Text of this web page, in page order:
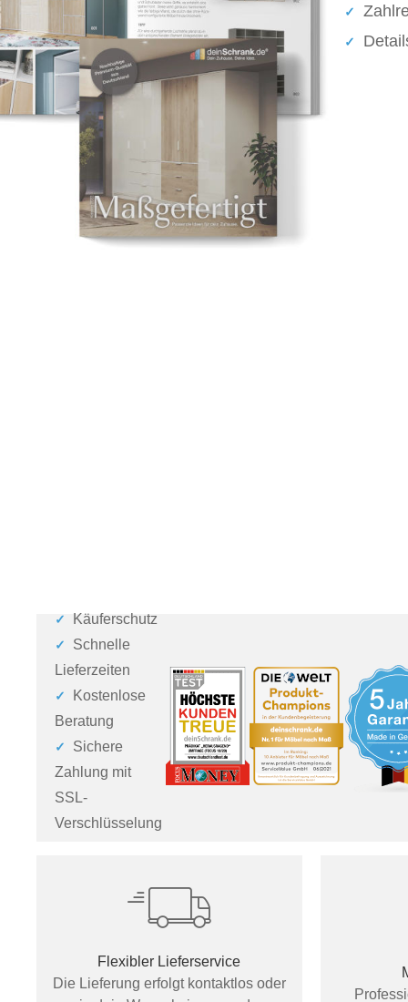
Käuferschutz
Schnelle
Lieferzeiten
Kostenlose
Beratung
Sichere
Zahlung mit
SSL-
Verschlüsselung
Flexibler Lieferservice
Die Lieferung erfolgt kontaktlos oder